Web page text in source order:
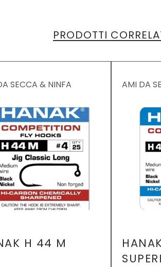
PRODOTTI
SECCA & NINFA
H 44 M
AMI DA